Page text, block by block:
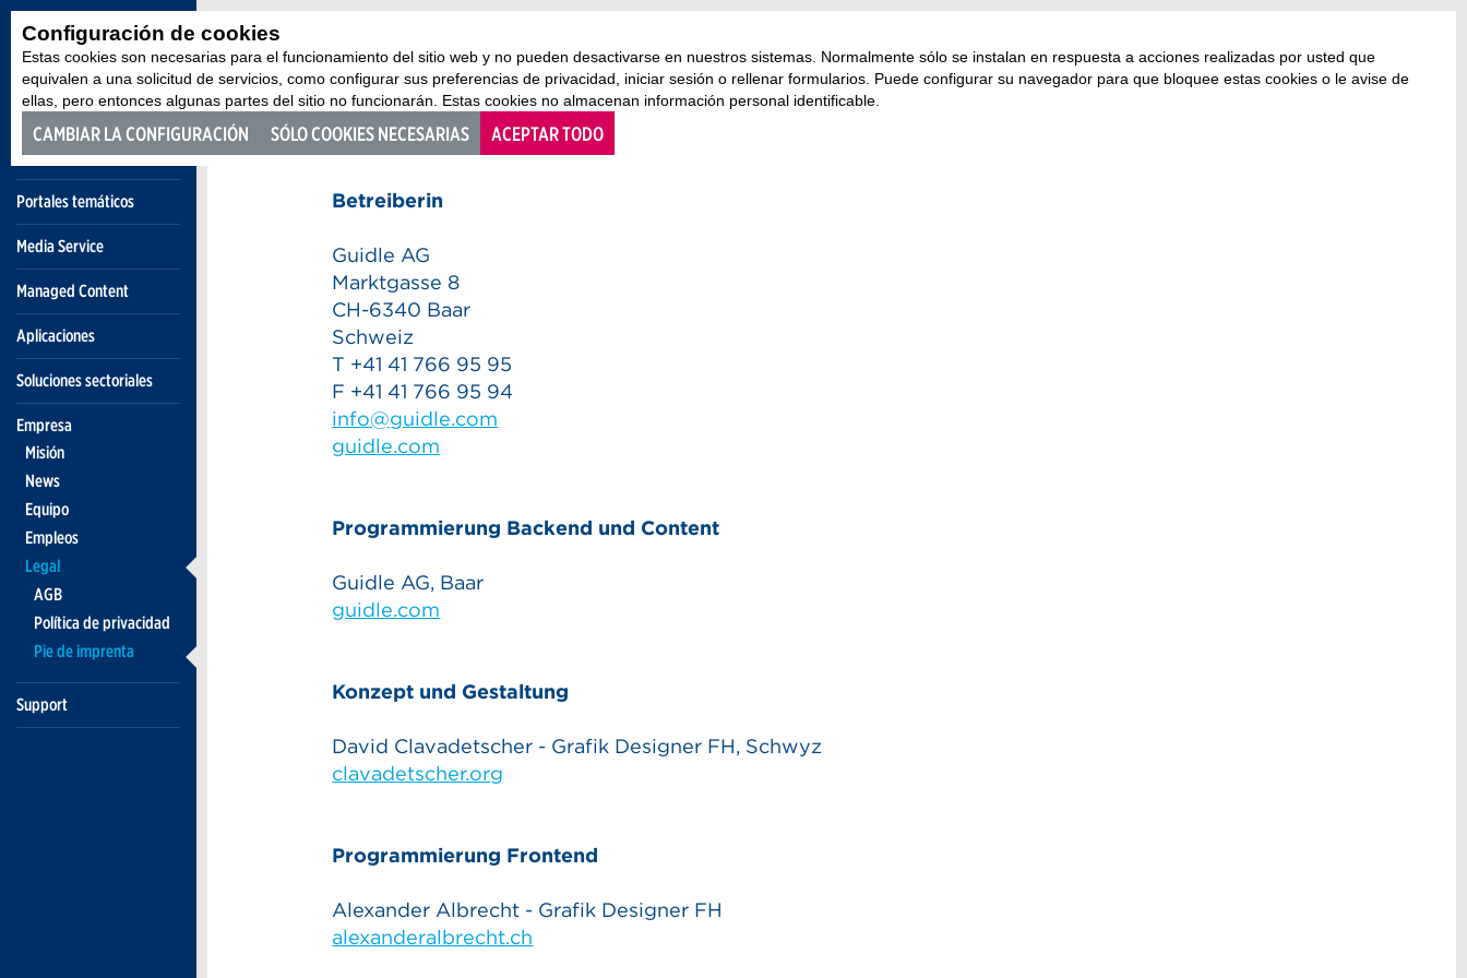
Configuración de cookies
Estas cookies son necesarias para el funcionamiento del sitio web y no pueden desactivarse en nuestros sistemas. Normalmente sólo se instalan en respuesta a acciones realizadas por usted que
equivalen a una solicitud de servicios, como configurar sus preferencias de privacidad, iniciar sesión o rellenar formularios. Puede configurar su navegador para que bloquee estas cookies o le avise de
ellas, pero entonces algunas partes del sitio no funcionarán. Estas cookies no almacenan información personal identificable.
CAMBIAR LA CONFIGURACIÓN SÓLO COOKIES NECESARIAS ACEPTAR TODO
Portales temáticos
Media Service
Managed Content
Aplicaciones
Soluciones sectoriales
Empresa
Misión
News
Equipo
Empleos
Legal
AGB
Política de privacidad
Pie de imprenta
Support
Empresa
Impressum
Betreiberin
Guidle AG
Marktgasse 8
CH-6340 Baar
Schweiz
T +41 41 766 95 95
F +41 41 766 95 94
info@guidle.com
guidle.com
Programmierung Backend und Content
Guidle AG, Baar
guidle.com
Konzept und Gestaltung
David Clavadetscher - Grafik Designer FH, Schwyz
clavadetscher.org
Programmierung Frontend
Alexander Albrecht - Grafik Designer FH
alexanderalbrecht.ch